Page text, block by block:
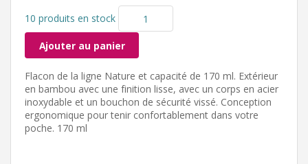
10 produits en stock
Ajouter au panier
Flacon de la ligne Nature et capacité de 170 ml. Extérieur
en bambou avec une finition lisse, avec un corps en acier
inoxydable et un bouchon de sécurité vissé. Conception
ergonomique pour tenir confortablement dans votre
poche. 170 ml